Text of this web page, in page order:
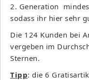
2. Generation
sodass ihr hier sehr
Die 124 Kunden bei
vergeben im
Sternen.
Tipp: die 6